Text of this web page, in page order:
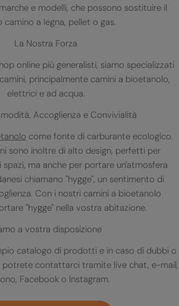
e modelli, che possono sostituire il
camino a legna, pellet o gas.
La Nostra Forza
online più generalisti, siamo specializzati
principalmente camini a bioetanolo,
elettrici e ad acqua.
Accoglienza e Convivialità
come fonte di carburante ecologico.
sono inoltre di alto design, perfetti per
ma anche per portare un'atmosfera
chiamano "hygge", un sentimento di
Con i nostri camini a bioetanolo
"hygge" nella vostra abitazione.
a vostra disposizione
catalogo di prodotti e in caso di dubbi o
potrete contattarci tramite live chat, e-mail,
Facebook o Instagram.